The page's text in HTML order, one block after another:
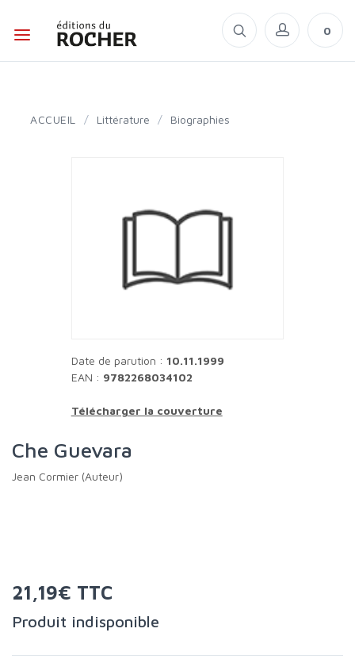
0
ACCUEIL / Littérature / Biographies
Date de parution : 10.11.1999
EAN : 9782268034102
Télécharger la couverture
Che Guevara
Jean Cormier (Auteur)
21,19€ TTC
Produit indisponible